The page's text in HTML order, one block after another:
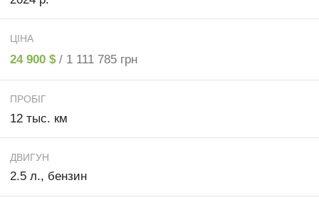
ЦІНА
24 900 $ / 1 111 785 грн
ПРОБІГ
12 тыс. км
ДВИГУН
2.5 л., бензин